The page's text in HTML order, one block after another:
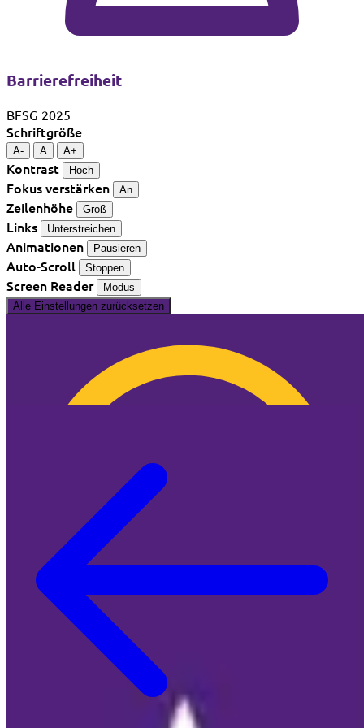
Barrierefreiheit
BFSG 2025
Schriftgröße
A- A A+
Kontrast Hoch
Fokus verstärken An
Zeilenhöhe Groß
Links Unterstreichen
Animationen Pausieren
Auto-Scroll Stoppen
Screen Reader
Modus
Alle Einstellungen zurücksetzen
🍪 Überraschung: Wir nerven dich NICHT mit
🍪 Cookie-Info